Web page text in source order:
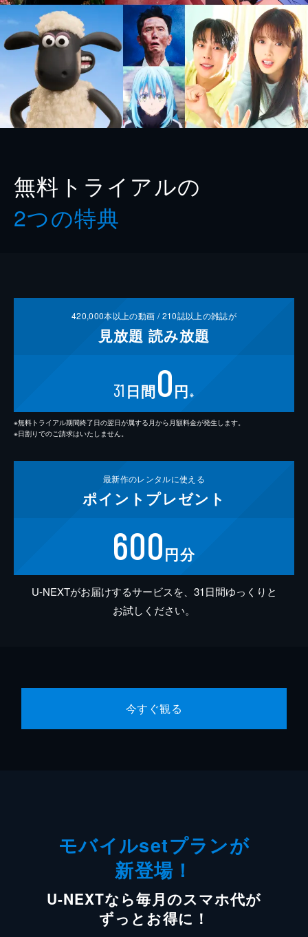
無料トライアルの
2つの特典
420,000本以上の動画 /210誌以上の雑誌が
見放題 読み放題
31 日間0円 ※
※無料トライアル期間終了日の翌日が属する月から月額料金が発生します。
※日割りでのご請求はいたしません。
最新作のレンタルに使える
ポイント プレゼント
600円分
U-NEXTがお届けするサービスを、31日間ゆっくりと
お試しください。
今すぐ観る
モバイルsetプランが
新登場！
U-NEXTなら毎月のスマホ代が
ずっとお得に！